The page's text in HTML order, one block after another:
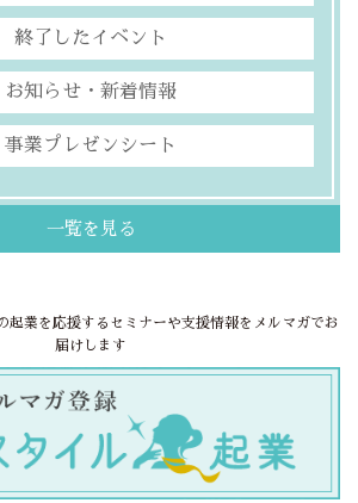
終了したイベント
お知らせ・新着情報
事業プレゼンシート
一覧を見る
起業を応援するセミナーや支援情報をメルマガでお
届けします